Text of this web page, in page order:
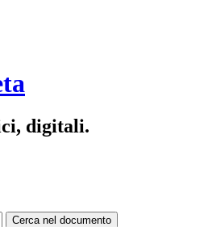
digitali.
Cerca nel documento